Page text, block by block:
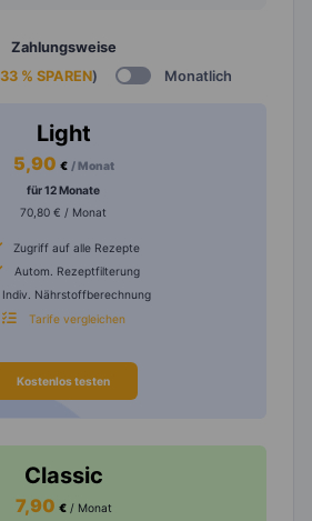
Zahlungsweise
33 % SPAREN) Monatlich
Light
5,90 € / Monat
für 12 Monate
70,80 € / Monat
Zugriff auf alle Rezepte
Autom. Rezeptfilterung
Indiv. Nährstoffberechnung
Tarife vergleichen
Kostenlos testen
Classic
7,90 € / Monat